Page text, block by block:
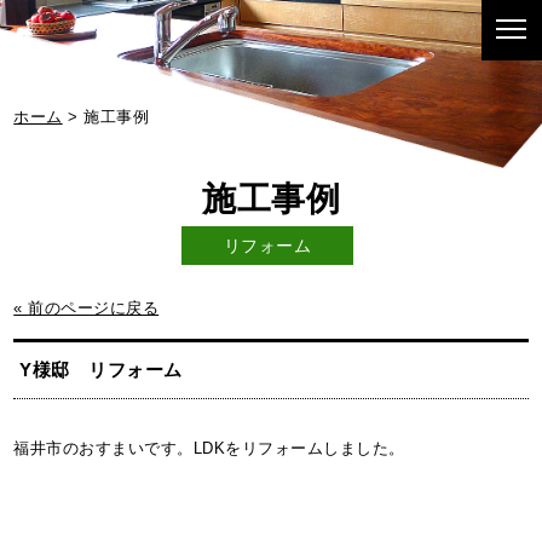
ホーム > 施工事例
リフォーム
« 前のページに戻る
Y様邸 リフォーム
福井市のおすまいです。LDKをリフォームしました。